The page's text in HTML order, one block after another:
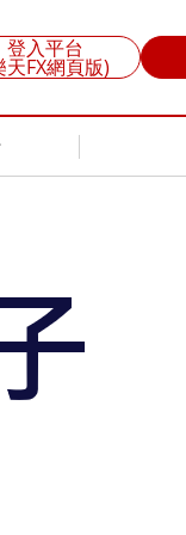
登入平台
天FX網頁版)